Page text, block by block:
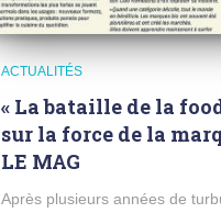
ACTUALITÉS
« La bataille de la
sur la force de la
LE MAG
Après plusieurs années de